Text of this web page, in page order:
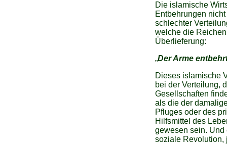
Die islamische
Entbehrungen
schlechter
welche die
Überlieferung:
„Der Arme
Dieses islamische
bei der Verteilung,
Gesellschaften
als die der
Pfluges oder des
Hilfsmittel des
gewesen sein. Und
soziale Revolution,